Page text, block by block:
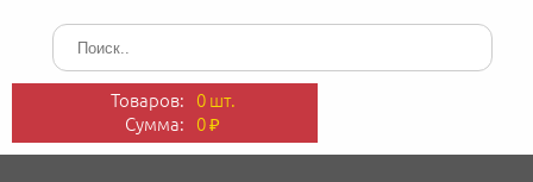
Товаров:
0 шт.
Сумма:
0₽